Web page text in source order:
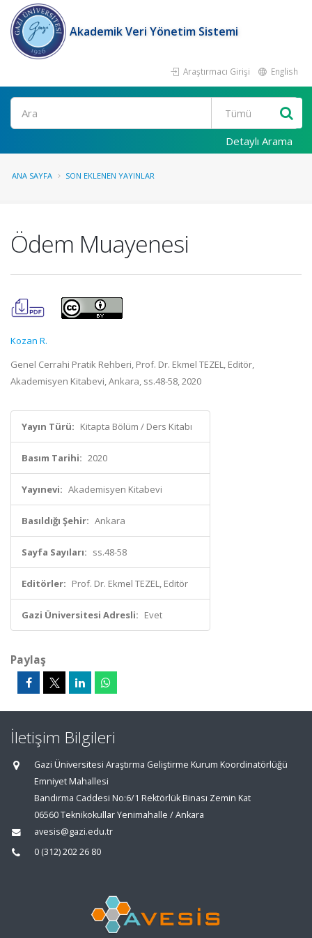
Akademik Veri Yönetim Sistemi
Araştırmacı Girişi English
Ara
Detaylı Arama
ANA SAYFA SON EKLENEN YAYINLAR
Ödem Muayenesi
Kozan R.
Genel Cerrahi Pratik Rehberi, Prof. Dr. Ekmel TEZEL, Editör,
Akademisyen Kitabevi, Ankara, ss.48-58, 2020
Yayın Türü: Kitapta Bölüm / Ders Kitabı
Basım Tarihi: 2020
Yayınevi: Akademisyen Kitabevi
Basıldığı Şehir: Ankara
Sayfa Sayıları: ss.48-58
Editörler: Prof. Dr. Ekmel TEZEL, Editör
Gazi Üniversitesi Adresli: Evet
Paylaş
İletişim Bilgileri
Gazi Üniversitesi Araştırma Geliştirme Kurum Koordinatörlüğü
Emniyet Mahallesi
Bandırma Caddesi No:6/1 Rektörlük Binası Zemin Kat
06560 Teknikokullar Yenimahalle / Ankara
avesis@gazi.edu.tr
0 (312) 202 26 80